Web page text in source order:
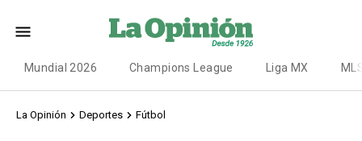
Mundial 2026 Champions League Liga MX
La Opinión Deportes Fútbol